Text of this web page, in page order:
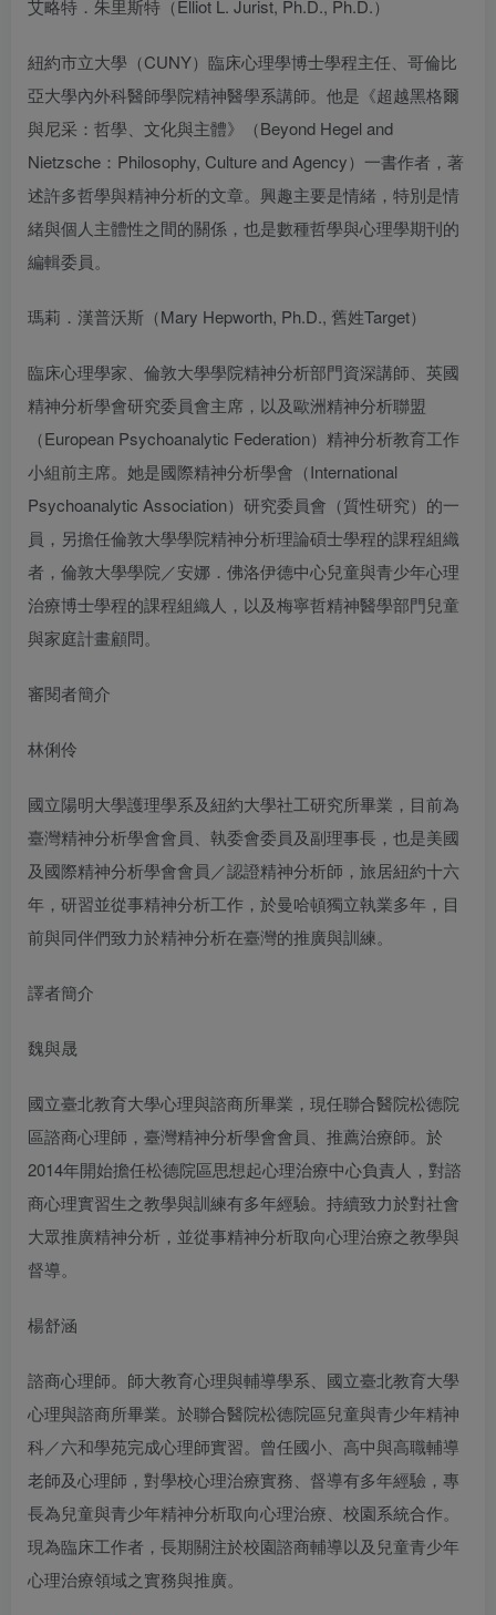
艾略特．朱里斯特（Elliot L. Jurist, Ph.D., Ph.D.）
紐約市立大學（CUNY）臨床心理學博士學程主任、哥倫比
亞大學內外科醫師學院精神醫學系講師。他是《超越黑格爾
與尼采：哲學、文化與主體》（Beyond Hegel and
Nietzsche：Philosophy, Culture and Agency）一書作者，著
述許多哲學與精神分析的文章。興趣主要是情緒，特別是情
緒與個人主體性之間的關係，也是數種哲學與心理學期刊的
編輯委員。
瑪莉．漢普沃斯（Mary Hepworth, Ph.D., 舊姓Target）
臨床心理學家、倫敦大學學院精神分析部門資深講師、英國
精神分析學會研究委員會主席，以及歐洲精神分析聯盟
（European Psychoanalytic Federation）精神分析教育工作
小組前主席。她是國際精神分析學會（International
Psychoanalytic Association）研究委員會（質性研究）的一
員，另擔任倫敦大學學院精神分析理論碩士學程的課程組織
者，倫敦大學學院／安娜．佛洛伊德中心兒童與青少年心理
治療博士學程的課程組織人，以及梅寧哲精神醫學部門兒童
與家庭計畫顧問。
審閱者簡介
林俐伶
國立陽明大學護理學系及紐約大學社工研究所畢業，目前為
臺灣精神分析學會會員、執委會委員及副理事長，也是美國
及國際精神分析學會會員／認證精神分析師，旅居紐約十六
年，研習並從事精神分析工作，於曼哈頓獨立執業多年，目
前與同伴們致力於精神分析在臺灣的推廣與訓練。
譯者簡介
魏與晟
國立臺北教育大學心理與諮商所畢業，現任聯合醫院松德院
區諮商心理師，臺灣精神分析學會會員、推薦治療師。於
2014年開始擔任松德院區思想起心理治療中心負責人，對諮
商心理實習生之教學與訓練有多年經驗。持續致力於對社會
大眾推廣精神分析，並從事精神分析取向心理治療之教學與
督導。
楊舒涵
諮商心理師。師大教育心理與輔導學系、國立臺北教育大學
心理與諮商所畢業。於聯合醫院松德院區兒童與青少年精神
科／六和學苑完成心理師實習。曾任國小、高中與高職輔導
老師及心理師，對學校心理治療實務、督導有多年經驗，專
長為兒童與青少年精神分析取向心理治療、校園系統合作。
現為臨床工作者，長期關注於校園諮商輔導以及兒童青少年
心理治療領域之實務與推廣。